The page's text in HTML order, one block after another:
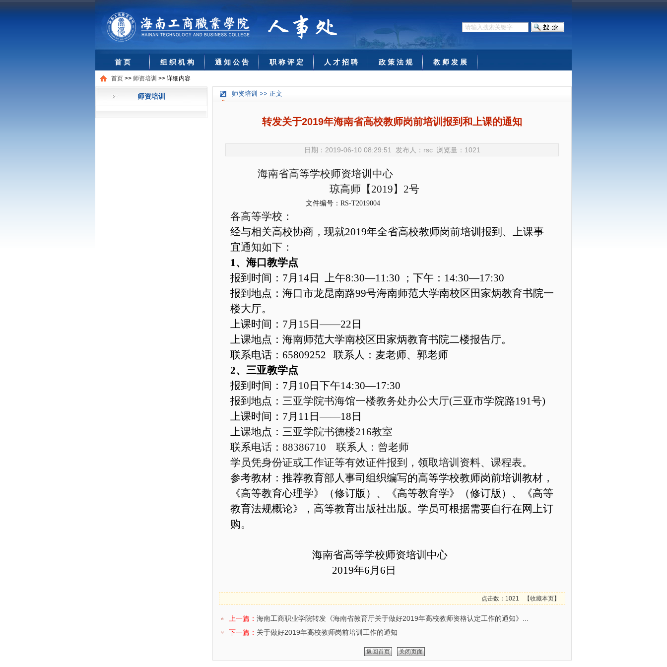
首 页 组 织 机 构 通 知 公 告 职 称 评 定 人 才 招 聘 政 策 法 规 教 师 发 展
首页 >> 师资培训 >> 详细内容
师资培训 师资培训 >> 正文
转发关于2019年海南省高校教师岗前培训报到和上课的通知
日期：2019-06-10 08:29:51 发布人：rsc 浏览量： 1021
海南省高等学校师资培训中心
琼高师【2019】2号
文件编号：RS-T2019004
各高等学校：
经与相关高校协商，现就2019年全省高校教师岗前培训报到、上课事
宜通知如下：
1、海口教学点
报到时间： 7月 14日 上午8:30—11:30 ；下午： 14:30—17:30
报到地点： 海口市龙昆南路99号海南师范大学南校区田家炳教育书院一
楼大厅。
上课时间： 7月 15 日——22 日
上课地点：海南师范大学南校区田家炳教育书院二楼报告厅。
联系电话： 65809252 联系人：麦老师、 郭老师
2、三亚教学点
报到时间： 7月 10 日下午14:30—17:30
报到地点： 三亚学院书海馆一楼教务处办公大厅(三亚市学院路191号)
上课时间： 7月 11 日——18 日
上课地点： 三亚学院书德楼216教室
联系电话： 88386710 联系人： 曾老师
学员凭身份证或工作证等有效证件报到，领取培训资料、课程表。
参考教材 ：推荐教育部人事司组织编写的高等学校教师岗前培训教材，
《高等教育心理学》（修订版） 、 《高等教育学》（修订版） 、
《高等
教育法规概论》，高等教育出版社出版。 学员可根据需要自行在网上订
购。
海南省高等学校师资培训中心
2019年6月 6 日
点击数：1021 【收藏本页】
上一篇： 海南工商职业学院转发《海南省教育厅关于做好2019年高校教师资格认定工作的通知》...
下一篇： 关于做好2019年高校教师岗前培训工作的通知
返回首页 关闭页面